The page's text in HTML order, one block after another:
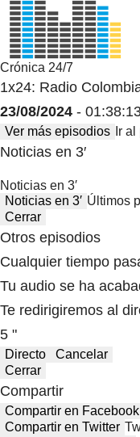
Crónica 24/7
1x24: Radio
23/08/2024 -
Ver más episodios Ir
Noticias en 3′
Noticias en 3′
Noticias en 3′ Últimos
Cerrar
Otros episodios
Cualquier tiempo
Tu audio se ha
Te redirigiremos al
5 "
Directo
Cancelar
Cerrar
Compartir
Compartir en Facebook
Compartir en Twitter